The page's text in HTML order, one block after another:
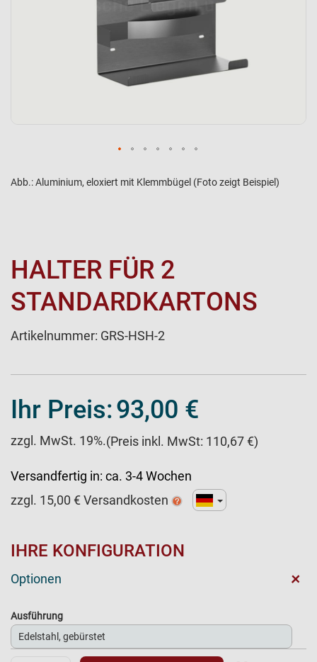
Abb.: Aluminium, eloxiert mit Klemmbügel (Foto zeigt Beispiel)
HALTER FÜR 2
STANDARDKARTONS
Artikelnummer: GRS-HSH-2
Ihr Preis:93,00 €
zzgl. MwSt. 19%.(Preis inkl. MwSt: 110,67 €)
Versandfertig in: ca. 3-4 Wochen
zzgl. 15,00 € Versandkosten
IHRE KONFIGURATION
Optionen +
Ausführung